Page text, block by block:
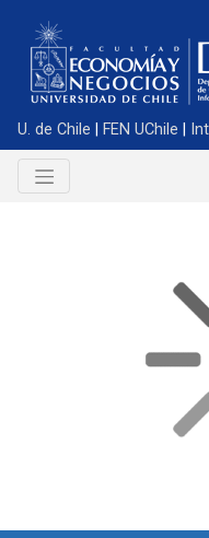
U. de Chile FEN UChile